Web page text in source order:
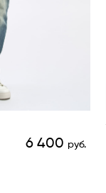
6 400 руб.